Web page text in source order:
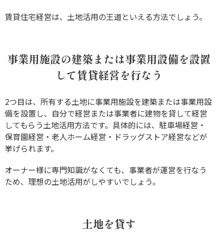
賃貸住宅経営は、土地活用の王道といえる方法でしょう。
事業用施設の建築または事業用設備を設置
して賃貸経営を行なう
2つ目は、所有する土地に事業用施設を建築または事業用設
備を設置し、自分で経営または事業者に建物を貸して経営
してもらう土地活用方法です。具体的には、駐車場経営・
保育園経営・老人ホーム経営・ドラッグストア経営などが
挙げられます。
オーナー様に専門知識がなくても、事業者が運営を行なう
ため、理想の土地活用がしやすいでしょう。
土地を貸す